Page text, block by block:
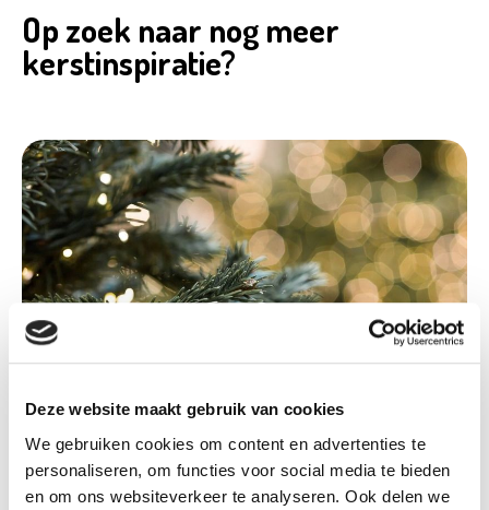
Deze website maakt gebruik van cookies
We gebruiken cookies om content en advertenties te
personaliseren, om functies voor social media te bieden
en om ons websiteverkeer te analyseren. Ook delen we
Op zoek naar nog meer
kerstinspiratie?